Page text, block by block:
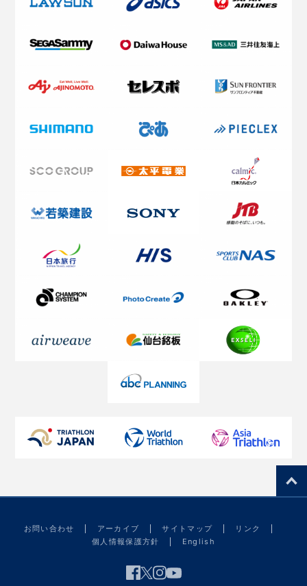
お問い合わせ アーカイブ サイトマップ
リンク
個人情報保護方針
English